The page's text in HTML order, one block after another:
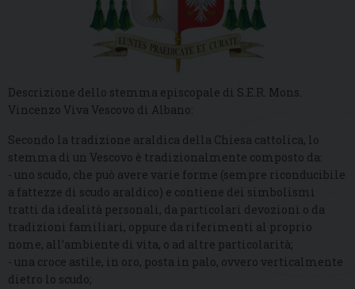
Descrizione dello stemma episcopale di S.E.R. Mons.
Vincenzo Viva Vescovo di Albano:
Secondo la tradizione araldica della Chiesa cattolica, lo
stemma di un Vescovo è tradizionalmente composto da:
- uno scudo, che può avere varie forme (sempre riconducibile
a fattezze di scudo araldico) e contiene dei simbolismi
tratti da idealità personali, da particolari devozioni o da
tradizioni familiari, oppure da riferimenti al proprio
nome, all’ambiente di vita, o ad altre particolarità;
- una croce astile, in oro, posta in palo, ovvero verticalmente
dietro lo scudo;